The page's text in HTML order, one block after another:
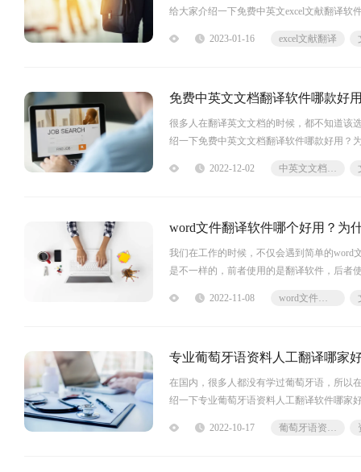
给大家介绍一下免费中英文excel文献翻译软
2023-01-16
excel文献翻译
免费中英文文档翻译软件哪款好
很多人在翻译英文文档的时候，都不知道该
绍一下免费中英文文档翻译软件哪款好用？
2022-12-02
中英文文档翻译
word文件翻译软件哪个好用？为
我们在工作的时候，不仅会遇到简单的word
是不一样的，前者使用的是翻译软件，后者
2022-11-08
word文件翻译翻译成中文
专业葡萄牙语资料人工翻译哪家
在国内，很多人都没有学过葡萄牙语，所以
绍一下专业葡萄牙语资料人工翻译软件哪家
2022-10-17
葡萄牙语资料人工翻译